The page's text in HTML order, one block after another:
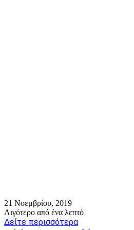
21 Νοεμβρίου, 2019
Λιγότερο από ένα λεπτό
Δείτε περισσότερα